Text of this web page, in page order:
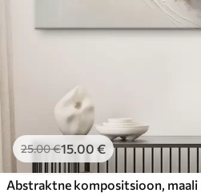
25.00€15.00 €